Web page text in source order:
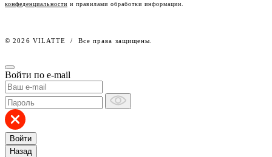
Работа в компании
конфеденциальности и правилами обработки информации.
© 2026 VILATTE / Все права защищены.
Войти по e-mail
Войти
Назад